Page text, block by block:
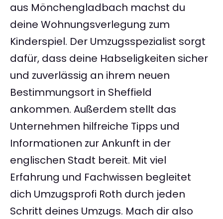
aus Mönchengladbach machst du
deine Wohnungsverlegung zum
Kinderspiel. Der Umzugsspezialist sorgt
dafür, dass deine Habseligkeiten sicher
und zuverlässig an ihrem neuen
Bestimmungsort in Sheffield
ankommen. Außerdem stellt das
Unternehmen hilfreiche Tipps und
Informationen zur Ankunft in der
englischen Stadt bereit. Mit viel
Erfahrung und Fachwissen begleitet
dich Umzugsprofi Roth durch jeden
Schritt deines Umzugs. Mach dir also